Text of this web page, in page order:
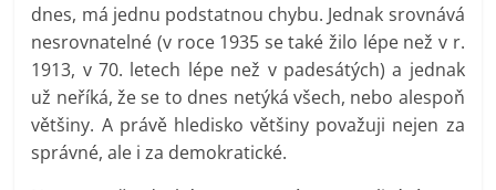
dnes, má jednu podstatnou chybu. Jednak srovnává
nesrovnatelné (v roce 1935 se také žilo lépe než v r.
1913, v 70. letech lépe než v padesátých) a jednak
už neříká, že se to dnes netýká všech, nebo alespoň
většiny. A právě hledisko většiny považuji nejen za
správné, ale i za demokratické.